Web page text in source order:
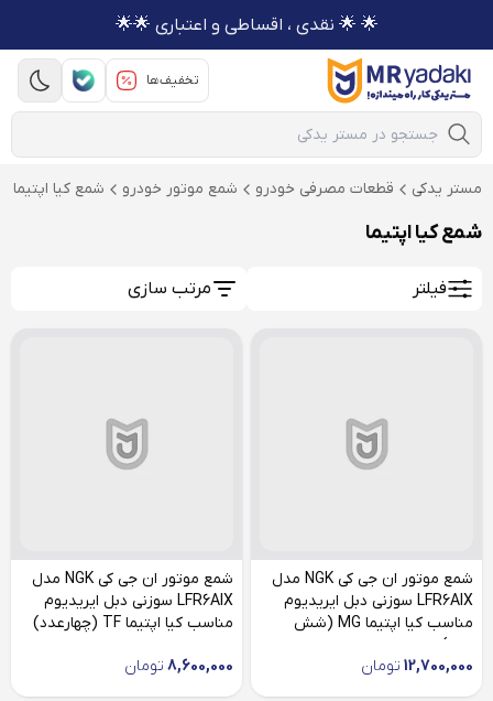
🌟 🌟 نقدی ، اقساطی و اعتباری 🌟🌟
تخفیف‌ها
Mobile Search
مستر یدکی قطعات مصرفی خودرو شمع موتور خودرو شمع کیا اپتیما
شمع کیا اپتیما
فیلتر مرتب سازی
شمع موتور ان جی کی NGK مدل
LFR6AIX سوزنی دبل ایریدیوم
مناسب کیا اپتیما MG (شش
عدد)
12,700,000 تومان
شمع موتور ان جی کی NGK مدل
LFR6AIX سوزنی دبل ایریدیوم
مناسب کیا اپتیما TF (چهارعدد)
8,600,000 تومان